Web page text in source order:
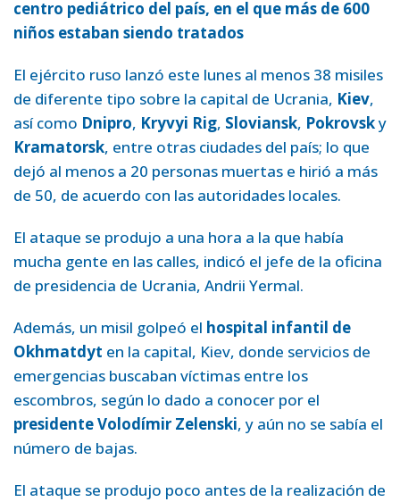
centro pediátrico del país, en el que más de 600
niños estaban siendo tratados
El ejército ruso lanzó este lunes al menos 38 misiles
de diferente tipo sobre la capital de Ucrania, Kiev,
así como Dnipro, Kryvyi Rig, Sloviansk, Pokrovsky
Kramatorsk, entre otras ciudades del país; lo que
dejó al menos a 20 personas muertas e hirió a más
de 50, de acuerdo con las autoridades locales.
El ataque se produjo a una hora a la que había
mucha gente en las calles, indicó el jefe de la oficina
de presidencia de Ucrania, Andrii Yermal.
Además, un misil golpeó el hospital infantil de
Okhmatdyt en la capital, Kiev, donde servicios de
emergencias buscaban víctimas entre los
escombros, según lo dado a conocer por el
presidente Volodímir Zelenski, y aún no se sabía el
número de bajas.
El ataque se produjo poco antes de la realización de